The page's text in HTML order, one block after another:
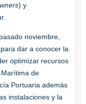
) y
noviembre,
dar a conocer la
optimizar recursos
de
Portuaria además
instalaciones y la